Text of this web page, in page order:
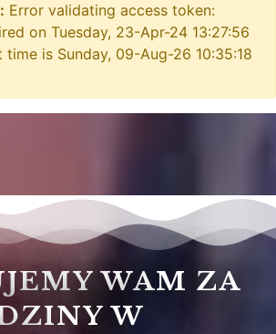
Error validating access token:
on Tuesday, 23-Apr-24 13:27:56
time is Sunday, 09-Aug-26 10:35:18
WAM ZA
W